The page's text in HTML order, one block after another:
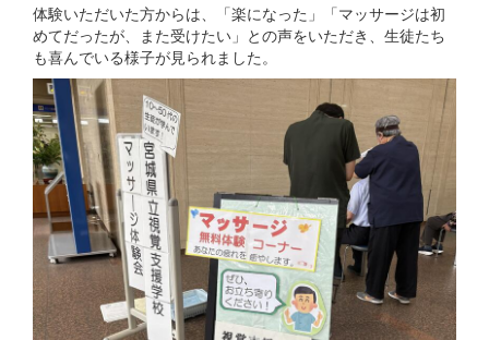
体験いただいた方からは、「楽になった」「マッサージは初
めてだったが、また受けたい」との声をいただき、生徒たち
も喜んでいる様子が見られました。